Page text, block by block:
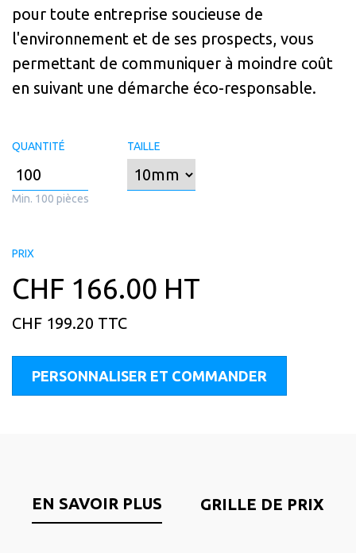
pour toute entreprise soucieuse de
l'environnement et de ses prospects, vous
permettant de communiquer à moindre coût
en suivant une démarche éco-responsable.
QUANTITÉ
Min. 100 pièces
TAILLE
PRIX
CHF 166.00 HT
CHF 199.20 TTC
PERSONNALISER ET COMMANDER
EN SAVOIR PLUS GRILLE DE PRIX